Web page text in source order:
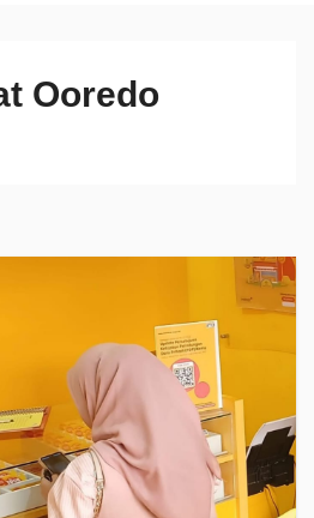
Ooredo